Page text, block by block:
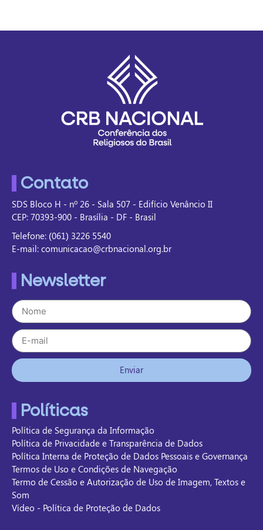
Contato
SDS Bloco H - nº 26 - Sala 507 - Edifício Venâncio II
CEP: 70393-900 - Brasília - DF - Brasil
Telefone: (061) 3226 5540
E-mail: comunicacao@crbnacional.org.br
Newsletter
Enviar
Políticas
Política de Segurança da Informação
Política de Privacidade e Transparência de Dados
Política Interna de Proteção de Dados Pessoais e Governança
Termos de Uso e Condições de Navegação
Termo de Cessão e Autorização de Uso de Imagem, Textos e
Som
Vídeo - Política de Proteção de Dados